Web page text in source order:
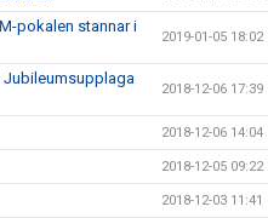
pokalen stannar i
2019-01-05 18:02
Jubileumsupplaga
2018-12-06 17:39
2018-12-06 14:04
2018-12-05 09:22
2018-12-03 11:41